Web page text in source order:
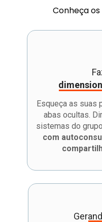
Conheça
Esqueça as suas
abas ocultas.
sistemas do grupo
com